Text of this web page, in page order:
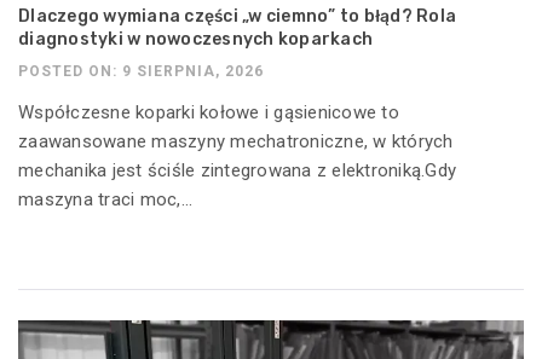
Dlaczego wymiana części „w ciemno” to błąd? Rola
diagnostyki w nowoczesnych koparkach
POSTED ON: 9 SIERPNIA, 2026
Współczesne koparki kołowe i gąsienicowe to
zaawansowane maszyny mechatroniczne, w których
mechanika jest ściśle zintegrowana z elektroniką.Gdy
maszyna traci moc,...